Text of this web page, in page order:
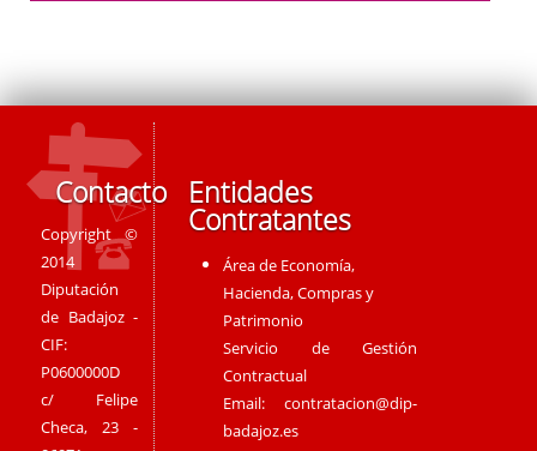
Contacto
Copyright ©
2014
Diputación
de Badajoz -
CIF:
P0600000D
c/ Felipe
Checa, 23 -
Entidades
Contratantes
Área de Economía,
Hacienda, Compras y
Patrimonio
Servicio de Gestión
Contractual
Email:contratacion@dip-
badajoz.es